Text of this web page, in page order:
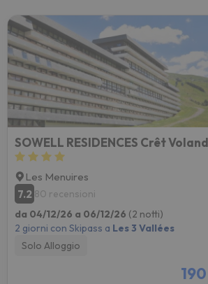
SOWELL RESIDENCES Crêt Voland
Les Menuires
7.2 80 recensioni
da 04/12/26 a 06/12/26 (2 notti)
2 giorni con Skipass a Les 3 Vallées
Solo Alloggio